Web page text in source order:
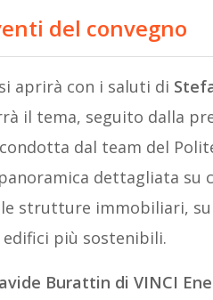
del convegno
aprirà con i saluti di
il tema, seguito dalla
dal team del
dettagliata su
strutture immobiliari,
edifici più sostenibili.
Burattin di VINCI